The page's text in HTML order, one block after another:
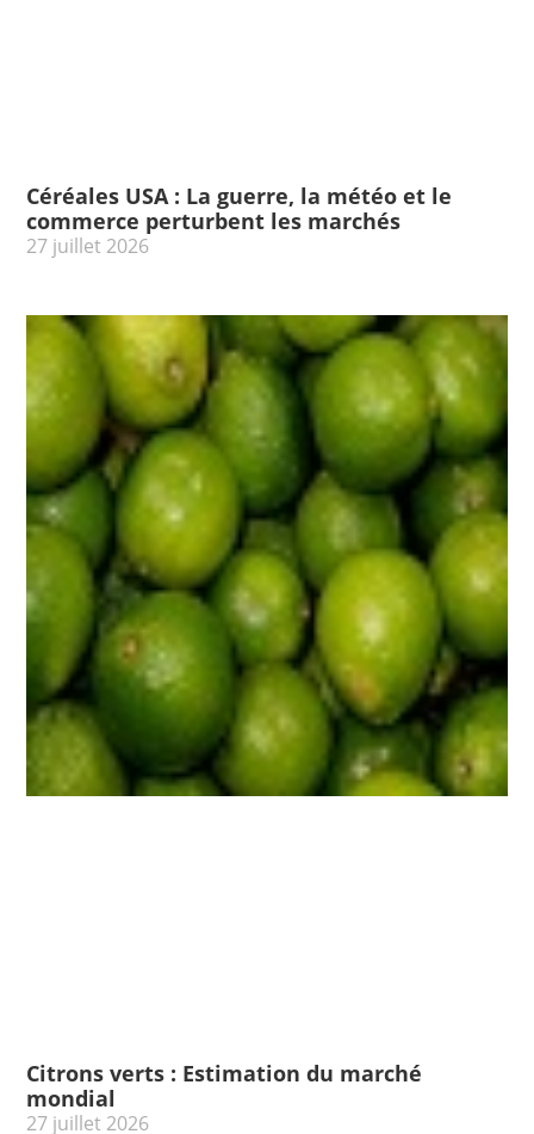
Céréales USA : La guerre, la météo et le
commerce perturbent les marchés
27 juillet 2026
Citrons verts : Estimation du marché
mondial
27 juillet 2026